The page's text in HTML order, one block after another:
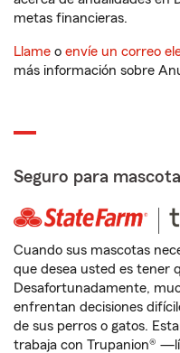
metas financieras.
Llame o envíe un correo
más información sobre
Seguro para
Cuando sus mascotas
que desea usted es tener
Desafortunadamente,
enfrentan decisiones
de sus perros o gatos.
trabaja con Trupanion®